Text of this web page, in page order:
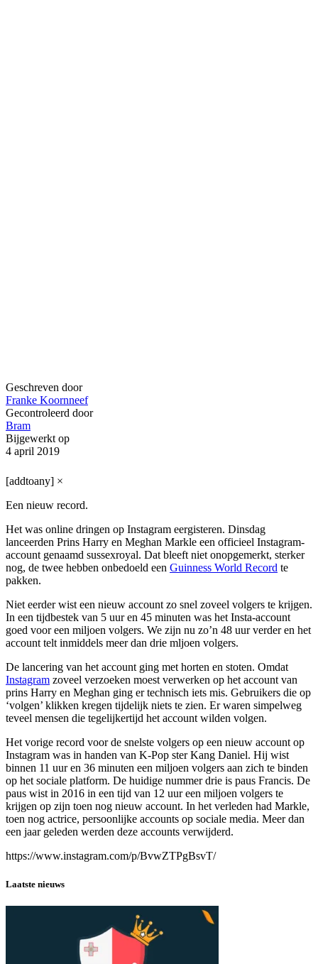
Geschreven door
Franke Koornneef
Gecontroleerd door
Bram
Bijgewerkt op
4 april 2019
[addtoany] ×
Een nieuw record.
Het was online dringen op Instagram eergisteren. Dinsdag
lanceerden Prins Harry en Meghan Markle een officieel Instagram-
account genaamd sussexroyal. Dat bleeft niet onopgemerkt, sterker
nog, de twee hebben onbedoeld een Guinness World Record te
pakken.
Niet eerder wist een nieuw account zo snel zoveel volgers te krijgen.
In een tijdbestek van 5 uur en 45 minuten was het Insta-account
goed voor een miljoen volgers. We zijn nu zo’n 48 uur verder en het
account telt inmiddels meer dan drie mljoen volgers.
De lancering van het account ging met horten en stoten. Omdat
Instagram zoveel verzoeken moest verwerken op het account van
prins Harry en Meghan ging er technisch iets mis. Gebruikers die op
‘volgen’ klikken kregen tijdelijk niets te zien. Er waren simpelweg
teveel mensen die tegelijkertijd het account wilden volgen.
Het vorige record voor de snelste volgers op een nieuw account op
Instagram was in handen van K-Pop ster Kang Daniel. Hij wist
binnen 11 uur en 36 minuten een miljoen volgers aan zich te binden
op het sociale platform. De huidige nummer drie is paus Francis. De
paus wist in 2016 in een tijd van 12 uur een miljoen volgers te
krijgen op zijn toen nog nieuw account. In het verleden had Markle,
toen nog actrice, persoonlijke accounts op sociale media. Meer dan
een jaar geleden werden deze accounts verwijderd.
https://www.instagram.com/p/BvwZTPgBsvT/
Laatste nieuws